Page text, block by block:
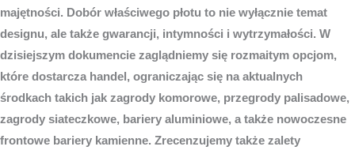
majętności. Dobór właściwego płotu to nie wyłącznie temat
designu, ale także gwarancji, intymności i wytrzymałości. W
dzisiejszym dokumencie zaglądniemy się rozmaitym opcjom,
które dostarcza handel, ograniczając się na aktualnych
środkach takich jak zagrody komorowe, przegrody palisadowe,
zagrody siateczkowe, bariery aluminiowe, a także nowoczesne
frontowe bariery kamienne. Zrecenzujemy także zalety